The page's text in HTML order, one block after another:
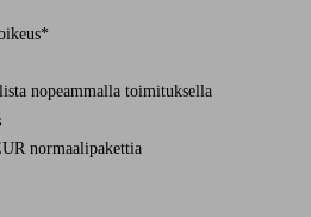
nopeammalla toimituksella
normaalipakettia